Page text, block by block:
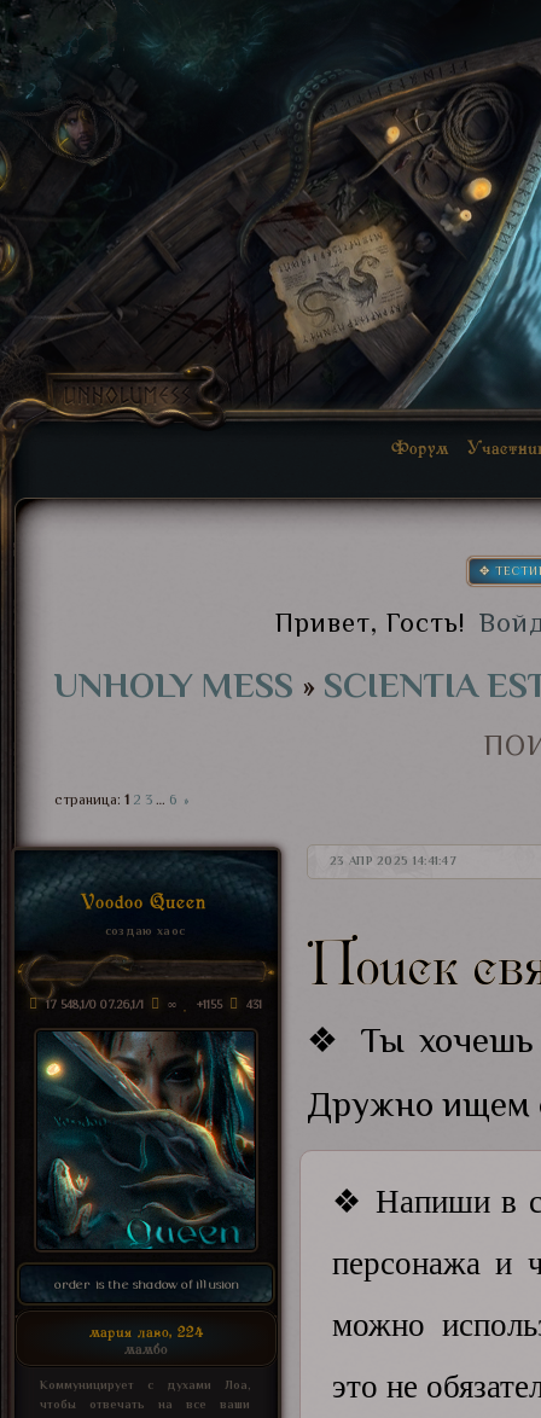
Форум
✥
Привет, Гость!
UNHOLY MESS »SCIENTIA
страница: 1 2 3 … 6 »
23 АПР 2025 14:41:47
Voodoo Queen
создаю хаос
17 548,1/0 07.26,1/1 ∞ +1155 431
order is the shadow of illusion
мария лаво, 224
мамбо
Коммуницирует с духами Лоа,
чтобы отвечать на все ваши
Поиск
❖ Ты
Дружно ищем
❖ Напиши в
персонажа и
можно
это не